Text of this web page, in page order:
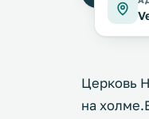
Церковь
на